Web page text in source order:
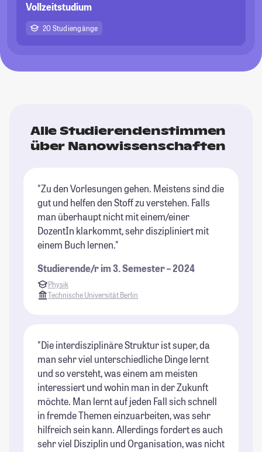
Vollzeitstudium
20 Studiengänge
Alle Studierendenstimmen
über Nanowissenschaften
"Zu den Vorlesungen gehen. Meistens sind die
gut und helfen den Stoff zu verstehen. Falls
man überhaupt nicht mit einem/einer
DozentIn klarkommt, sehr diszipliniert mit
einem Buch lernen."
Studierende/r im 3. Semester – 2024
Physik
Technische Universität Berlin
"Die interdisziplinäre Struktur ist super, da
man sehr viel unterschiedliche Dinge lernt
und so versteht, was einem am meisten
interessiert und wohin man in der Zukunft
möchte. Man lernt auf jeden Fall sich schnell
in fremde Themen einzuarbeiten, was sehr
hilfreich sein kann. Allerdings fordert es auch
sehr viel Disziplin und Organisation, was nicht